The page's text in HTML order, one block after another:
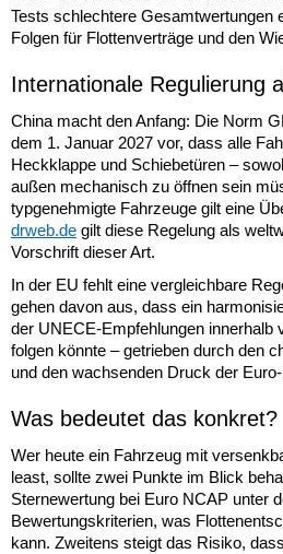
Tests schlechtere Gesamtwertungen
Folgen für Flottenverträge und den
Internationale Regulierung
China macht den Anfang: Die Norm
dem 1. Januar 2027 vor, dass alle
Heckklappe und Schiebetüren –
außen mechanisch zu öffnen sein
typgenehmigte Fahrzeuge gilt eine
drweb.de gilt diese Regelung als
Vorschrift dieser Art.
In der EU fehlt eine vergleichbare
gehen davon aus, dass ein
der UNECE-Empfehlungen innerhalb
folgen könnte – getrieben durch den
und den wachsenden Druck der
Was bedeutet das konkret?
Wer heute ein Fahrzeug mit
least, sollte zwei Punkte im Blick
Sternewertung bei Euro NCAP unter
Bewertungskriterien, was
kann. Zweitens steigt das Risiko,